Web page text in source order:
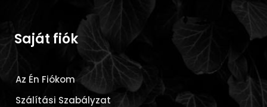
Saját fiók
Az Én Fiókom
Szálítási Szabályzat